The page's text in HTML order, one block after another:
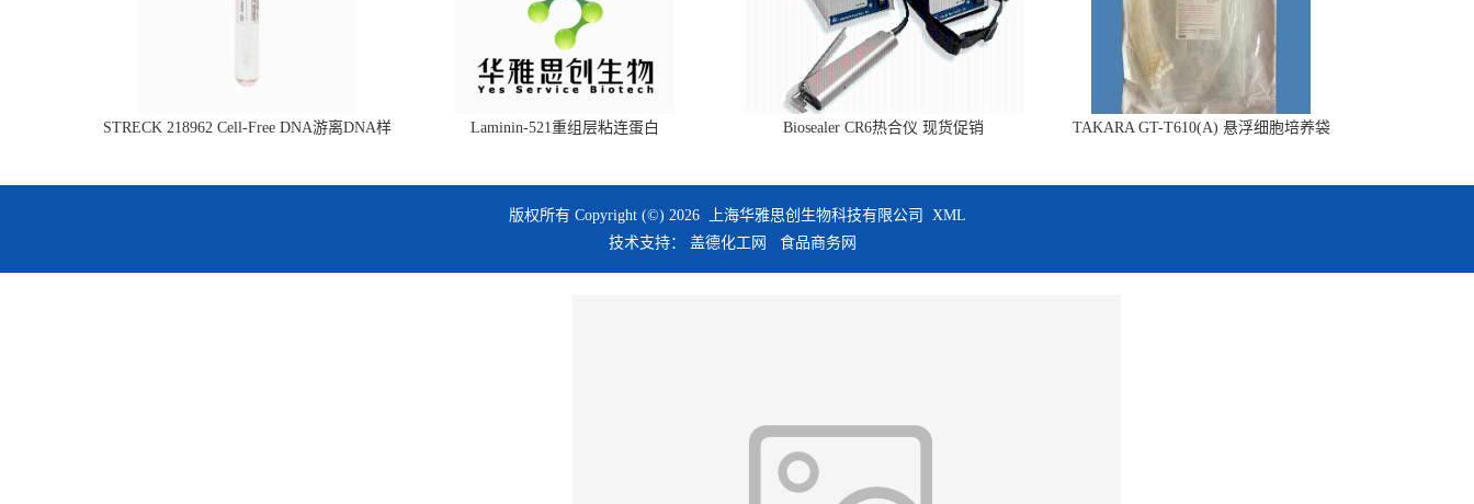
STRECK 218962 Cell-Free DNA游离DNA样
Laminin-521重组层粘连蛋白 Biosealer CR6热合仪 现货促销 TAKARA GT-T610(A) 悬浮细胞培养袋
版权所有 Copyright (©) 2026 上海华雅思创生物科技有限公司
XML
技术支持： 盖德化工网 食品商务网